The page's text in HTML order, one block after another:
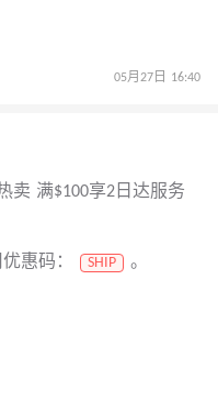
05月27日 16:40
卖 满$100享2日达服务
惠码：
SHIP
。